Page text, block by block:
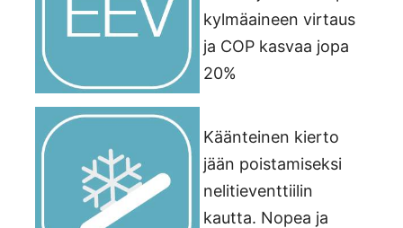
kylmäaineen virtaus
ja COP kasvaa jopa
20%
Käänteinen kierto
jään poistamiseksi
nelitieventtiilin
kautta. Nopea ja